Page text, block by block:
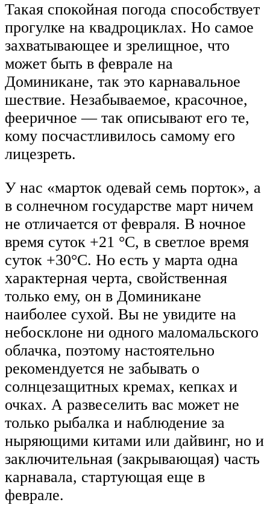
Такая спокойная погода способствует
прогулке на квадроциклах. Но самое
захватывающее и зрелищное, что
может быть в феврале на
Доминикане, так это карнавальное
шествие. Незабываемое, красочное,
фееричное — так описывают его те,
кому посчастливилось самому его
лицезреть.
У нас «марток одевай семь порток», а
в солнечном государстве март ничем
не отличается от февраля. В ночное
время суток +21 °C, в светлое время
суток +30°C. Но есть у марта одна
характерная черта, свойственная
только ему, он в Доминикане
наиболее сухой. Вы не увидите на
небосклоне ни одного маломальского
облачка, поэтому настоятельно
рекомендуется не забывать о
солнцезащитных кремах, кепках и
очках. А развеселить вас может не
только рыбалка и наблюдение за
ныряющими китами или дайвинг, но и
заключительная (закрывающая) часть
карнавала, стартующая еще в
феврале.